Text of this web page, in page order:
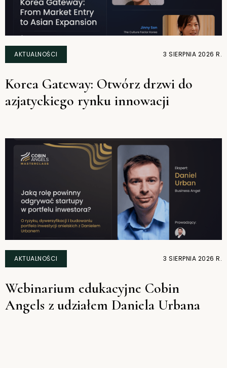
AKTUALNOŚCI 3 SIERPNIA 2026 R.
Korea Gateway: Otwórz drzwi do
azjatyckiego rynku innowacji
AKTUALNOŚCI 3 SIERPNIA 2026 R.
Webinarium edukacyjne Cobin
Angels z udziałem Daniela Urbana